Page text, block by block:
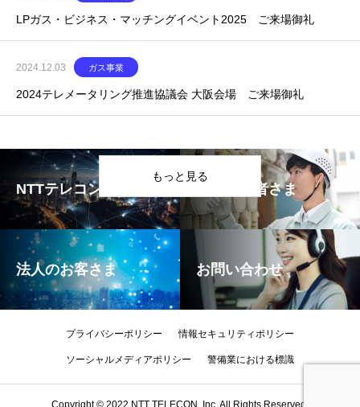
LPガス・ビジネス・マッチングイベント2025 ご来場御礼
2024.12.03 ガス事業
2024テレメータリング推進協議会 大阪会場 ご来場御礼
もっと見る
NTTテレコンの強み ガス事業者さま
法人のお客さま お問い合わせ
プライバシーポリシー 情報セキュリティポリシー
ソーシャルメディアポリシー 警備業における標識
Copyright © 2022 NTT TELECON ,Inc. All Rights Reserved.